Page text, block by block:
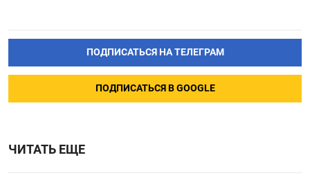
ПОДПИСАТЬСЯ НА ТЕЛЕГРАМ
ПОДПИСАТЬСЯ В GOOGLE
ЧИТАТЬ ЕЩЕ